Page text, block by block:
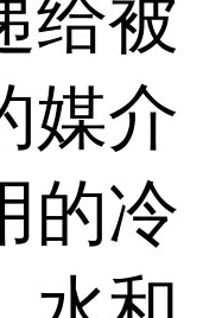
给被
媒介
的冷